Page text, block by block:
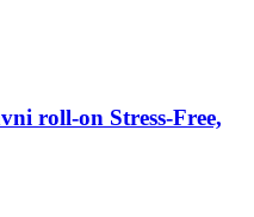
roll-​on Stress-​Free,